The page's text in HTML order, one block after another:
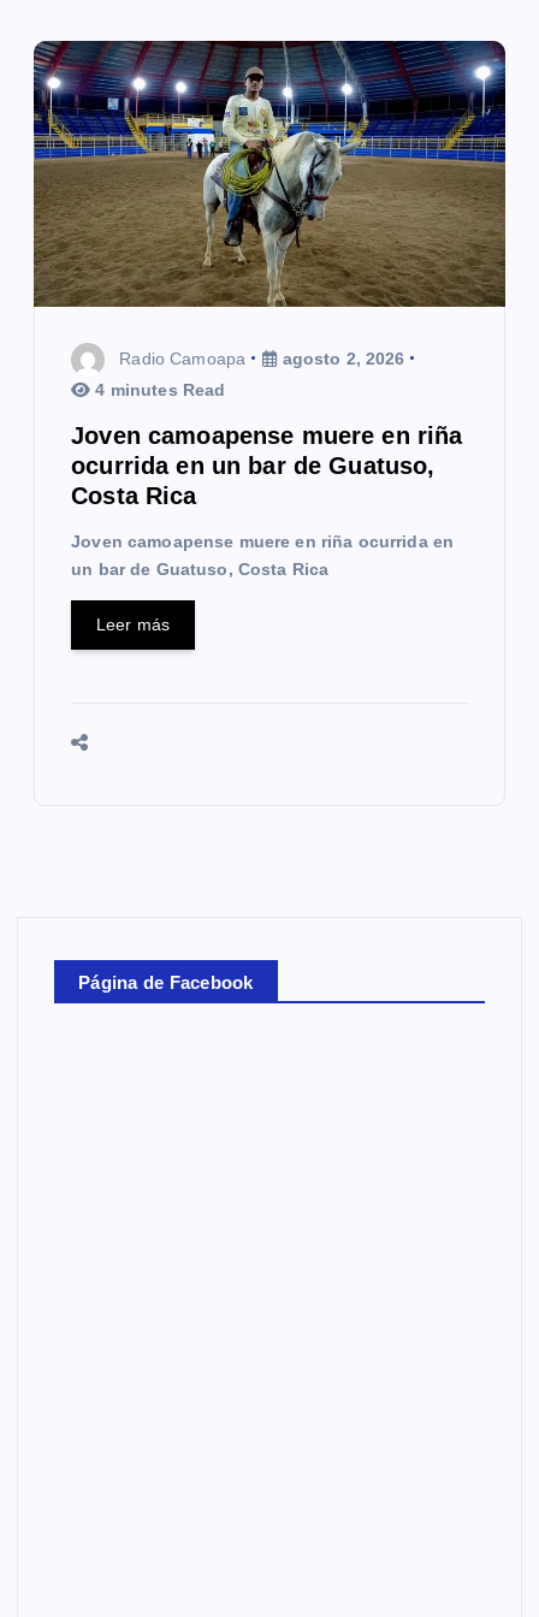
Radio Camoapa
agosto 2, 2026
4 minutes Read
Joven camoapense muere en riña
ocurrida en un bar de Guatuso,
Costa Rica
Joven camoapense muere en riña ocurrida en
un bar de Guatuso, Costa Rica
Leer más
Página de Facebook